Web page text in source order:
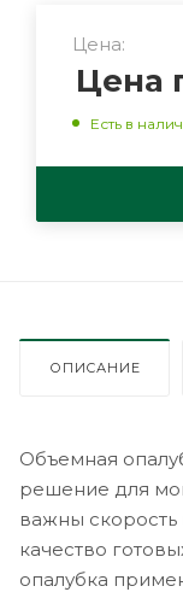
Цена:
Цена
Есть в
ОПИСАНИЕ
Объемная
решение для
важны скорость
качество
опалубка